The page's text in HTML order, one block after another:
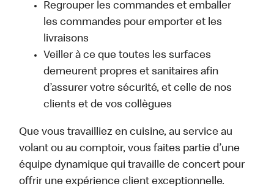
Regrouper les commandes et emballer
les commandes pour emporter et les
livraisons
Veiller à ce que toutes les surfaces
demeurent propres et sanitaires afin
d’assurer votre sécurité, et celle de nos
clients et de vos collègues
Que vous travailliez en cuisine, au service au
volant ou au comptoir, vous faites partie d’une
équipe dynamique qui travaille de concert pour
offrir une expérience client exceptionnelle.